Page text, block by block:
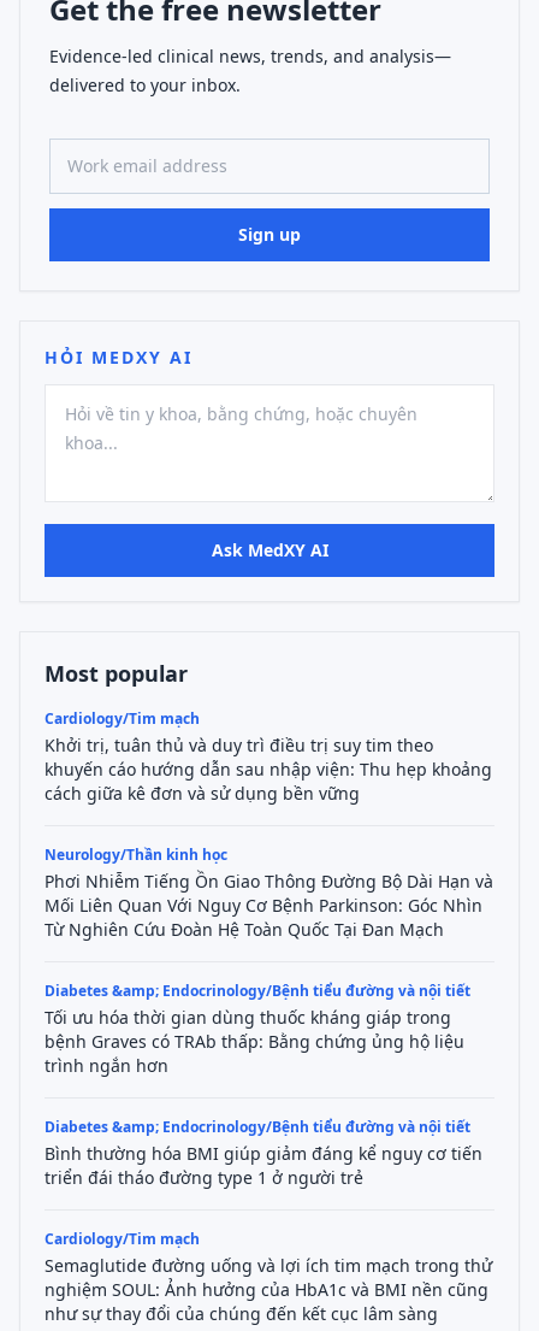
Get the free newsletter
Evidence-led clinical news, trends, and analysis—
delivered to your inbox.
Work email address
Sign up
HỎI MEDXY AI
Ask MedXY AI
Most popular
Cardiology/Tim mạch
Khởi trị, tuân thủ và duy trì điều trị suy tim theo
khuyến cáo hướng dẫn sau nhập viện: Thu hẹp khoảng
cách giữa kê đơn và sử dụng bền vững
Neurology/Thần kinh học
Phơi Nhiễm Tiếng Ồn Giao Thông Đường Bộ Dài Hạn và
Mối Liên Quan Với Nguy Cơ Bệnh Parkinson: Góc Nhìn
Từ Nghiên Cứu Đoàn Hệ Toàn Quốc Tại Đan Mạch
Diabetes &amp; Endocrinology/Bệnh tiểu đường và nội tiết
Tối ưu hóa thời gian dùng thuốc kháng giáp trong
bệnh Graves có TRAb thấp: Bằng chứng ủng hộ liệu
trình ngắn hơn
Diabetes &amp; Endocrinology/Bệnh tiểu đường và nội tiết
Bình thường hóa BMI giúp giảm đáng kể nguy cơ tiến
triển đái tháo đường type 1 ở người trẻ
Cardiology/Tim mạch
Semaglutide đường uống và lợi ích tim mạch trong thử
nghiệm SOUL: Ảnh hưởng của HbA1c và BMI nền cũng
như sự thay đổi của chúng đến kết cục lâm sàng